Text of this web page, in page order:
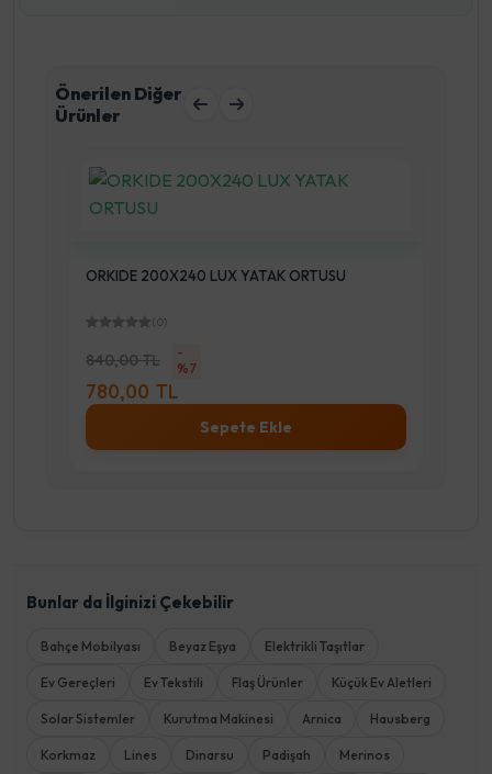
Önerilen Diğer
Ürünler
ORKIDE 200X240 LUX YATAK ORTUSU
(0)
840,00 TL
-
%7
780,00 TL
Sepete Ekle
Bunlar da İlginizi Çekebilir
Bahçe Mobilyası Beyaz Eşya Elektrikli Taşıtlar
Ev Gereçleri Ev Tekstili Flaş Ürünler Küçük Ev Aletleri
Solar Sistemler Kurutma Makinesi Arnica Hausberg
Korkmaz Lines Dinarsu Padişah Merinos